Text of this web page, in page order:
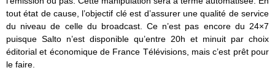
tout état de cause, l’objectif clé est d’assurer une qualité de service
du niveau de celle du broadcast. Ce n’est pas encore du 24×7
puisque Salto n’est disponible qu’entre 20h et minuit par choix
éditorial et économique de France Télévisions, mais c’est prêt pour
le faire.